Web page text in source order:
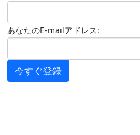
あなたのE-mailアドレス:
今すぐ登録